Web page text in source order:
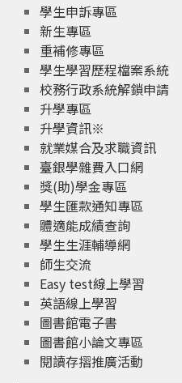
學生申訴專區
新生專區
重補修專區
學生學習歷程檔案系統
校務行政系統解鎖申請
升學專區
升學資訊※
就業媒合及求職資訊
臺銀學雜費入口網
獎(助)學金專區
學生匯款通知專區
體適能成績查詢
學生生涯輔導網
師生交流
Easy test線上學習
英語線上學習
圖書館電子書
圖書館小論文專區
閱讀存摺推廣活動